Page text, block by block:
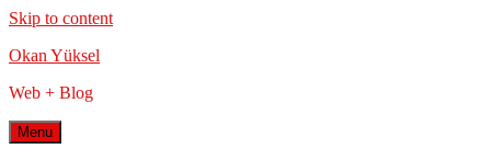
Skip to content
Okan Yüksel
Web + Blog
Menu